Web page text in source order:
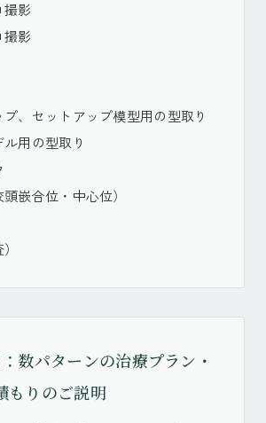
撮影
撮影
、セットアップ模型用の型取り
用の型取り
嵌合位・中心位）
数パターンの治療プラン・
もりのご説明